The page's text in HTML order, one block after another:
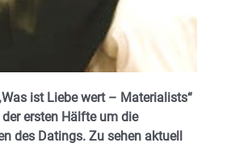
ist Liebe wert – Materialists“
ersten Hälfte um die
des Datings. Zu sehen aktuell